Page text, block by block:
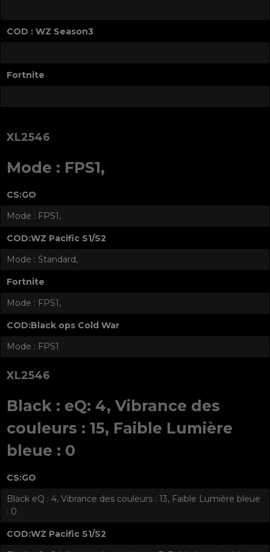
COD : WZ Season3
Fortnite
XL2546
Mode : FPS1,
CS:GO
Mode : FPS1,
COD:WZ Pacific S1/S2
Mode : Standard,
Fortnite
Mode : FPS1,
COD:Black ops Cold War
Mode : FPS1
XL2546
Black : eQ: 4, Vibrance des
couleurs : 15, Faible Lumière
bleue : 0
CS:GO
Black eQ : 4, Vibrance des couleurs : 13, Faible Lumière bleue
: 0
COD:WZ Pacific S1/S2